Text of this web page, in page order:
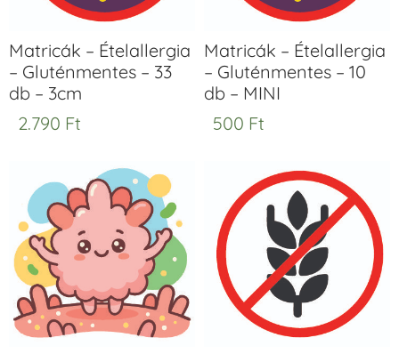
Matricák – Ételallergia
– Gluténmentes – 33
db – 3cm
2.790 Ft
Matricák – Ételallergia
– Gluténmentes – 10
db – MINI
500 Ft